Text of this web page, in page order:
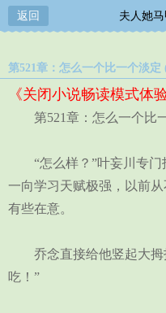
返回 夫人她
第521章：怎么一个比一个淡定
《关闭小说畅读模式体
第521章：怎么一个比
“怎么样？”叶妄川专门
一向学习天赋极强，以前
有些在意。
乔念直接给他竖起大拇
吃！”